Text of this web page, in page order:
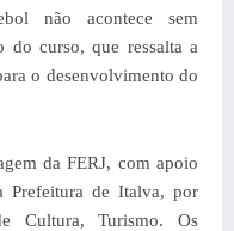
não acontece sem
do curso, que ressalta a
o desenvolvimento do
da FERJ, com apoio
Prefeitura de Italva, por
Cultura, Turismo. Os